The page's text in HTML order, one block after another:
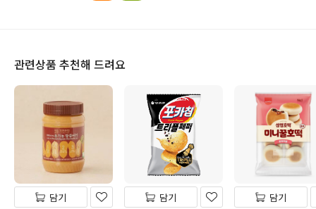
관련상품 추천해 드려요
담기 담기 담기